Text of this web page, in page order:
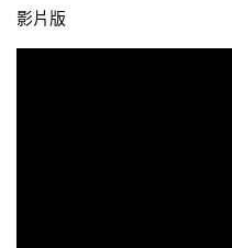
影片版